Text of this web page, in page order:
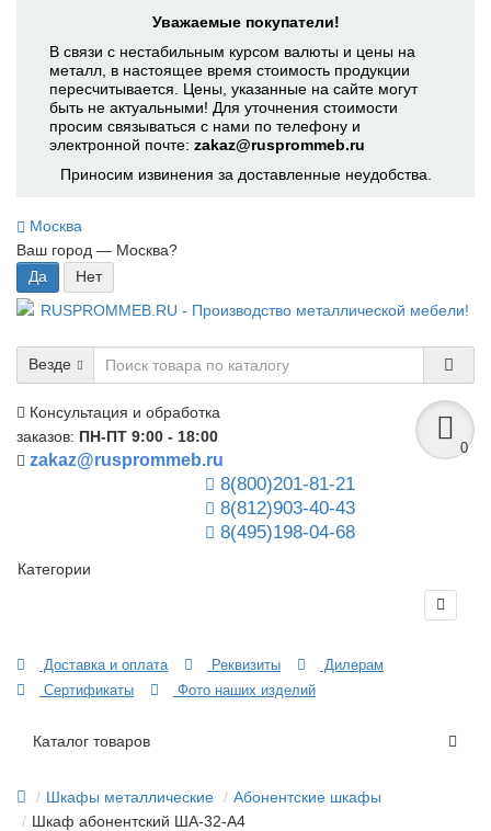
Уважаемые покупатели!
В связи с нестабильным курсом валюты и цены на
металл, в настоящее время стоимость продукции
пересчитывается. Цены, указанные на сайте могут
быть не актуальными! Для уточнения стоимости
просим связываться с нами по телефону и
электронной почте: zakaz@rusprommeb.ru
Приносим извинения за доставленные неудобства.
Москва
Ваш город — Москва?
Везде
Консультация и обработка
заказов: ПН-ПТ 9:00 - 18:00
zakaz@rusprommeb.ru
8(800)201-81-21
8(812)903-40-43
8(495)198-04-68
0
Категории
Доставка и оплата Реквизиты
Дилерам
Сертификаты
Фото наших изделий
Каталог товаров
Шкафы металлические
Абонентские шкафы
Шкаф абонентский ША-32-А4